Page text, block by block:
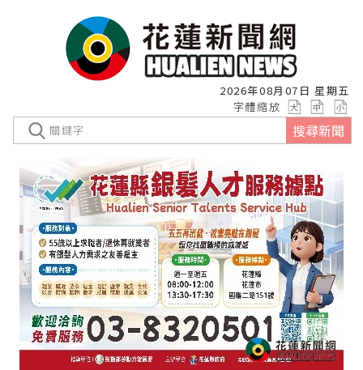
2026年08月07日 星期五
字體縮放
搜尋新聞